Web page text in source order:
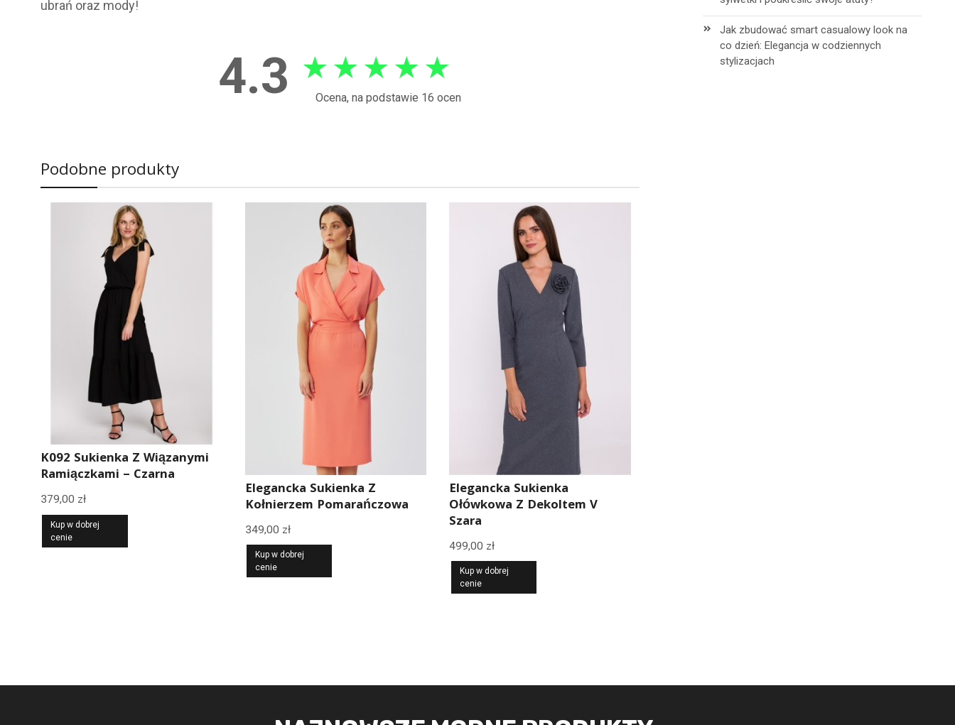
ubrań oraz mody!
4.3 ★ ★ ★ ★ ★
Ocena, na podstawie 16 ocen
Podobne produkty
K092 Sukienka Z Wiązanymi
Ramiączkami – Czarna
379,00 zł
Kup w dobrej
cenie
Elegancka Sukienka Z
Kołnierzem Pomarańczowa
349,00 zł
Kup w dobrej
cenie
Elegancka Sukienka
Ołówkowa Z Dekoltem V
Szara
499,00 zł
Kup w dobrej
cenie
Jak zbudować smart casualowy look na
co dzień: Elegancja w codziennych
stylizacjach